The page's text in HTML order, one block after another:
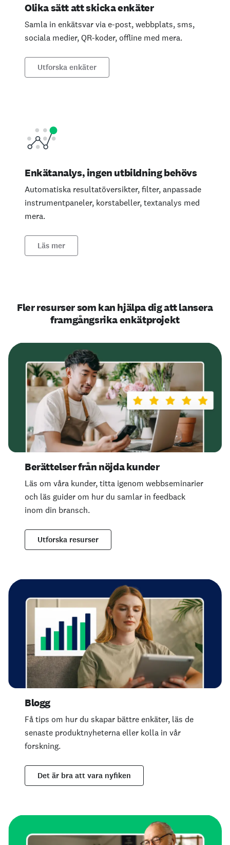
Olika sätt att skicka enkäter
Samla in enkätsvar via e-post, webbplats, sms,
sociala medier, QR-koder, offline med mera.
Utforska enkäter
Enkätanalys, ingen utbildning behövs
Automatiska resultatöversikter, filter, anpassade
instrumentpaneler, korstabeller, textanalys med
mera.
Läs mer
Fler resurser som kan hjälpa dig att lansera
framgångsrika enkätprojekt
Berättelser från nöjda kunder
Läs om våra kunder, titta igenom webbseminarier
och läs guider om hur du samlar in feedback
inom din bransch.
Utforska resurser
Blogg
Få tips om hur du skapar bättre enkäter, läs de
senaste produktnyheterna eller kolla in vår
forskning.
Det är bra att vara nyfiken